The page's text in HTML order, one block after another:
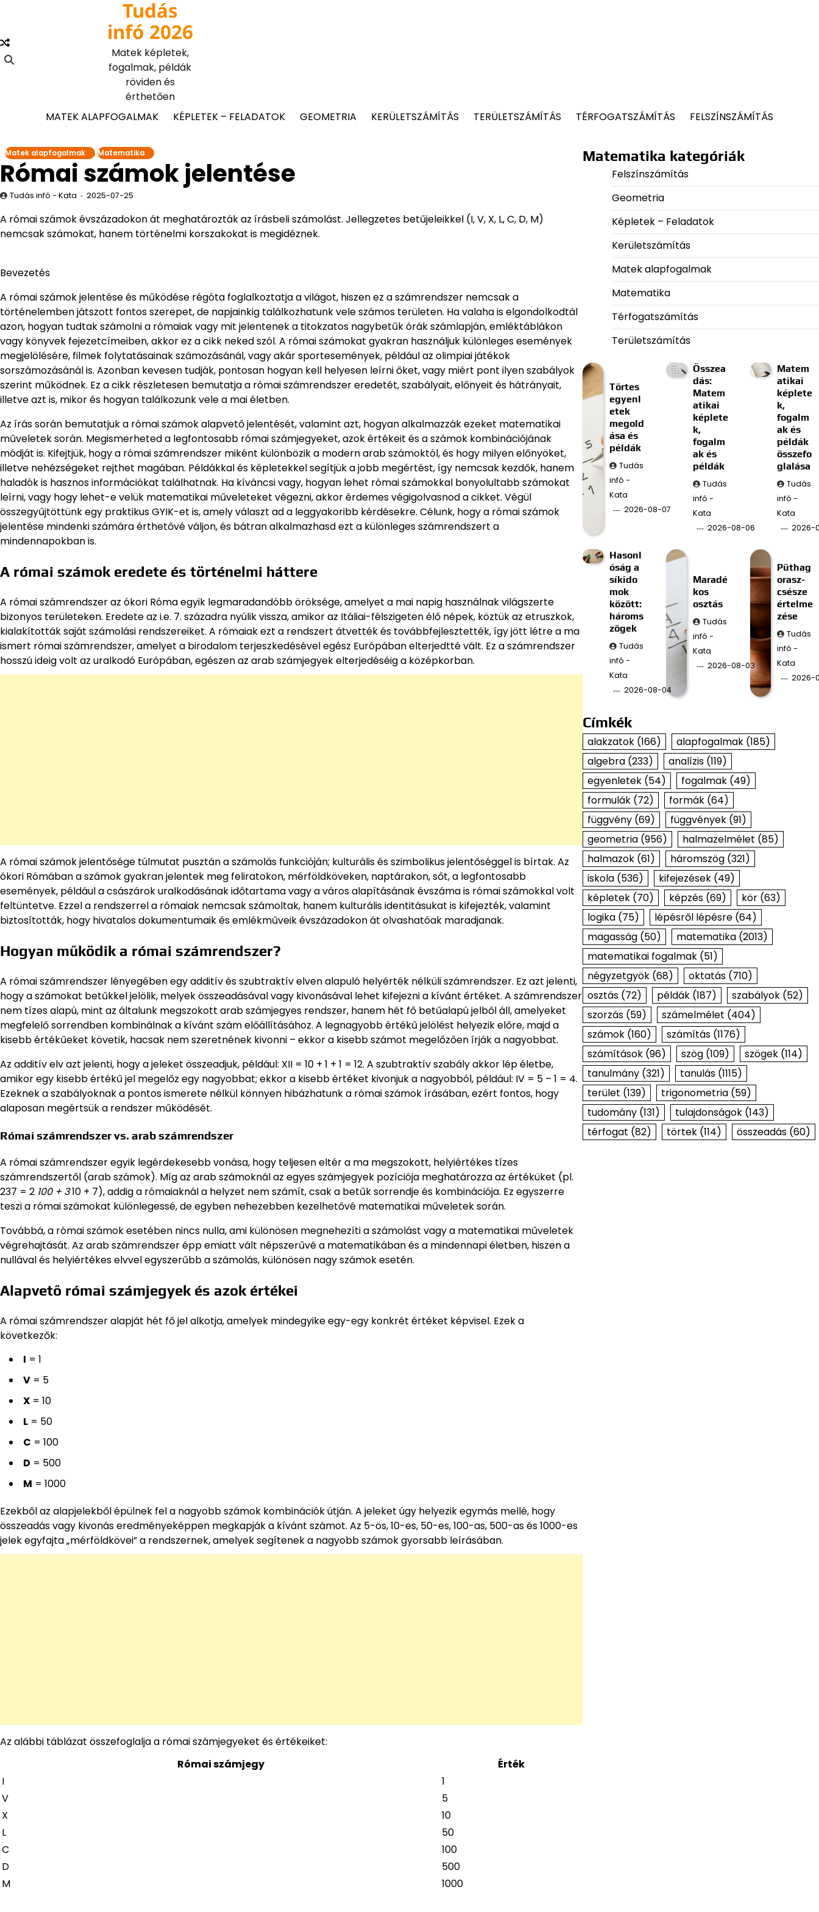
content
Tudás
infó 2026
Matek képletek,
fogalmak, példák
röviden és
érthetően
MATEK ALAPFOGALMAK
KÉPLETEK – FELADATOK GEOMETRIA KERÜLETSZÁMÍTÁS TERÜLETSZÁMÍTÁS TÉRFOGATSZÁMÍTÁS FELSZÍNSZÁMÍTÁS
Matek alapfogalmak Matematika
Római számok jelentése
Tudás infó - Kata 2025-07-25
A római számok évszázadokon át meghatározták az írásbeli számolást. Jellegzetes betűjeleikkel (I, V, X, L, C, D, M)
nemcsak számokat, hanem történelmi korszakokat is megidéznek.
Bevezetés
A római számok jelentése és működése régóta foglalkoztatja a világot, hiszen ez a számrendszer nemcsak a
történelemben játszott fontos szerepet, de napjainkig találkozhatunk vele számos területen. Ha valaha is elgondolkodtál
azon, hogyan tudtak számolni a rómaiak vagy mit jelentenek a titokzatos nagybetűk órák számlapján, emléktáblákon
vagy könyvek fejezetcímeiben, akkor ez a cikk neked szól. A római számokat gyakran használjuk különleges események
megjelölésére, filmek folytatásainak számozásánál, vagy akár sportesemények, például az olimpiai játékok
sorszámozásánál is. Azonban kevesen tudják, pontosan hogyan kell helyesen leírni őket, vagy miért pont ilyen szabályok
szerint működnek. Ez a cikk részletesen bemutatja a római számrendszer eredetét, szabályait, előnyeit és hátrányait,
illetve azt is, mikor és hogyan találkozunk vele a mai életben.
Az írás során bemutatjuk a római számok alapvető jelentését, valamint azt, hogyan alkalmazzák ezeket matematikai
műveletek során. Megismerheted a legfontosabb római számjegyeket, azok értékeit és a számok kombinációjának
módját is. Kifejtjük, hogy a római számrendszer miként különbözik a modern arab számoktól, és hogy milyen előnyöket,
illetve nehézségeket rejthet magában. Példákkal és képletekkel segítjük a jobb megértést, így nemcsak kezdők, hanem
haladók is hasznos információkat találhatnak. Ha kíváncsi vagy, hogyan lehet római számokkal bonyolultabb számokat
leírni, vagy hogy lehet-e velük matematikai műveleteket végezni, akkor érdemes végigolvasnod a cikket. Végül
összegyűjtöttünk egy praktikus GYIK-et is, amely választ ad a leggyakoribb kérdésekre. Célunk, hogy a római számok
jelentése mindenki számára érthetővé váljon, és bátran alkalmazhasd ezt a különleges számrendszert a
mindennapokban is.
A római számok eredete és történelmi háttere
A római számrendszer az ókori Róma egyik legmaradandóbb öröksége, amelyet a mai napig használnak világszerte
bizonyos területeken. Eredete az i.e. 7. századra nyúlik vissza, amikor az Itáliai-félszigeten élő népek, köztük az etruszkok,
kialakították saját számolási rendszereiket. A rómaiak ezt a rendszert átvették és továbbfejlesztették, így jött létre a ma
ismert római számrendszer, amelyet a birodalom terjeszkedésével egész Európában elterjedtté vált. Ez a számrendszer
hosszú ideig volt az uralkodó Európában, egészen az arab számjegyek elterjedéséig a középkorban.
A római számok jelentősége túlmutat pusztán a számolás funkcióján; kulturális és szimbolikus jelentőséggel is bírtak. Az
ókori Rómában a számok gyakran jelentek meg feliratokon, mérföldköveken, naptárakon, sőt, a legfontosabb
események, például a császárok uralkodásának időtartama vagy a város alapításának évszáma is római számokkal volt
feltüntetve. Ezzel a rendszerrel a rómaiak nemcsak számoltak, hanem kulturális identitásukat is kifejezték, valamint
biztosították, hogy hivatalos dokumentumaik és emlékműveik évszázadokon át olvashatóak maradjanak.
Hogyan működik a római számrendszer?
A római számrendszer lényegében egy additív és szubtraktív elven alapuló helyérték nélküli számrendszer. Ez azt jelenti,
hogy a számokat betűkkel jelölik, melyek összeadásával vagy kivonásával lehet kifejezni a kívánt értéket. A számrendszer
nem tízes alapú, mint az általunk megszokott arab számjegyes rendszer, hanem hét fő betűalapú jelből áll, amelyeket
megfelelő sorrendben kombinálnak a kívánt szám előállításához. A legnagyobb értékű jelölést helyezik előre, majd a
kisebb értékűeket követik, hacsak nem szeretnének kivonni – ekkor a kisebb számot megelőzően írják a nagyobbat.
Az additív elv azt jelenti, hogy a jeleket összeadjuk, például: XII = 10 + 1 + 1 = 12. A szubtraktív szabály akkor lép életbe,
amikor egy kisebb értékű jel megelőz egy nagyobbat; ekkor a kisebb értéket kivonjuk a nagyobból, például: IV = 5 – 1 = 4.
Ezeknek a szabályoknak a pontos ismerete nélkül könnyen hibázhatunk a római számok írásában, ezért fontos, hogy
alaposan megértsük a rendszer működését.
Római számrendszer vs. arab számrendszer
A római számrendszer egyik legérdekesebb vonása, hogy teljesen eltér a ma megszokott, helyiértékes tízes
számrendszertől (arab számok). Míg az arab számoknál az egyes számjegyek pozíciója meghatározza az értéküket (pl.
237 = 2 100 + 310 + 7), addig a rómaiaknál a helyzet nem számít, csak a betűk sorrendje és kombinációja. Ez egyszerre
teszi a római számokat különlegessé, de egyben nehezebben kezelhetővé matematikai műveletek során.
Továbbá, a római számok esetében nincs nulla, ami különösen megnehezíti a számolást vagy a matematikai műveletek
végrehajtását. Az arab számrendszer épp emiatt vált népszerűvé a matematikában és a mindennapi életben, hiszen a
nullával és helyiértékes elvvel egyszerűbb a számolás, különösen nagy számok esetén.
Alapvető római számjegyek és azok értékei
A római számrendszer alapját hét fő jel alkotja, amelyek mindegyike egy-egy konkrét értéket képvisel. Ezek a
következők:
I = 1
V = 5
X = 10
L = 50
C = 100
D = 500
M = 1000
Ezekből az alapjelekből épülnek fel a nagyobb számok kombinációk útján. A jeleket úgy helyezik egymás mellé, hogy
összeadás vagy kivonás eredményeképpen megkapják a kívánt számot. Az 5-ös, 10-es, 50-es, 100-as, 500-as és 1000-es
jelek egyfajta „mérföldkövei” a rendszernek, amelyek segítenek a nagyobb számok gyorsabb leírásában.
Az alábbi táblázat összefoglalja a római számjegyeket és értékeiket:
Római számjegy
Érték
I
1
V
5
X
10
L
50
C
100
D
500
M
1000
Matematika kategóriák
Felszínszámítás
Geometria
Képletek – Feladatok
Kerületszámítás
Matek alapfogalmak
Matematika
Térfogatszámítás
Területszámítás
Törtes
egyenl
etek
megold
ása és
példák
Tudás
infó -
Kata
2026-08-07
Összea
dás:
Matem
atikai
képlete
k,
fogalm
ak és
példák
Tudás
infó -
Kata
2026-08-06
Matem
atikai
képlete
k,
fogalm
ak és
példák
összefo
glalása
Tudás
infó -
Kata
2026-
Hasonl
óság a
síkido
mok
között:
hároms
zögek
Tudás
infó -
Kata
2026-08-04
Maradé
kos
osztás
Tudás
infó -
Kata
2026-08-03
Püthag
orasz-
csésze
értelme
zése
Tudás
infó -
Kata
2026-
Címkék
alakzatok(166) alapfogalmak(185)
algebra(233) analízis(119)
egyenletek(54) fogalmak(49)
formulák(72) formák(64)
függvény(69) függvények(91)
geometria(956) halmazelmélet (85)
halmazok(61) háromszög(321)
iskola(536) kifejezések(49)
képletek(70) képzés(69) kör(63)
logika(75) lépésről lépésre(64)
magasság(50) matematika(2013)
matematikai fogalmak(51)
négyzetgyök(68) oktatás(710)
osztás(72) példák(187) szabályok(52)
szorzás(59) számelmélet (404)
számok(160) számítás(1176)
számítások(96) szög(109) szögek(114)
tanulmány(321) tanulás(1115)
terület (139) trigonometria(59)
tudomány(131) tulajdonságok(143)
térfogat (82) törtek(114) összeadás(60)